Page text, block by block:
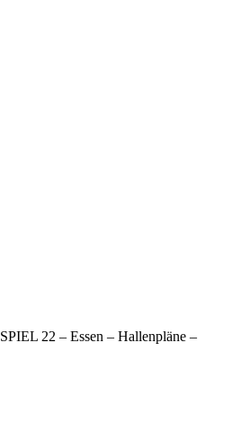
SPIEL 22 – Essen – Hallenpläne –